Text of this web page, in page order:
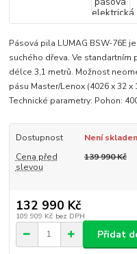
Pásová pila LUMAG BSW-76E
suchého dřeva. Ve standartním
délce 3,1 metrů. Možnost
pásu Master/Lenox (4026 x 32
Technické parametry: Pohon:
Dostupnost
Není
Cena před
slevou
139 990 Kč
132 990 Kč
109 909 Kč bez DPH
Přidat